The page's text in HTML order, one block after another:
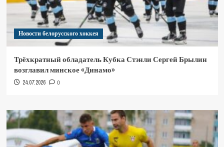
Новости белорусского хоккея
Трёхкратный обладатель Кубка Стэнли Сергей Брылин
возглавил минское «Динамо»
24.07.2026 0